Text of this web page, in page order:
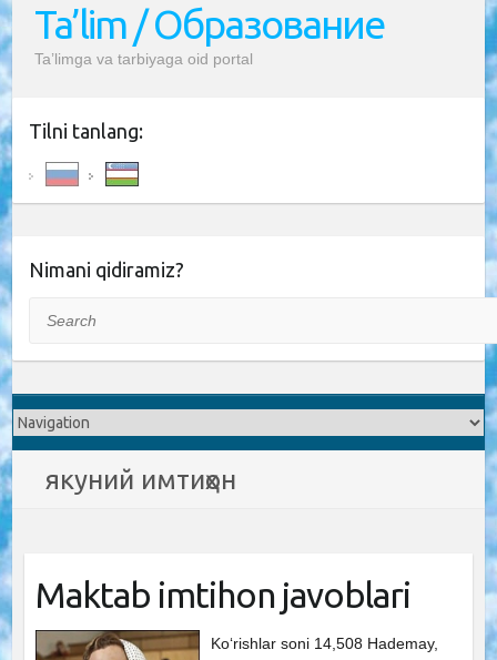
Ta’lim / Образование
Ta’limga va tarbiyaga oid portal
Tilni tanlang:
Nimani qidiramiz?
якуний имтиҳон
Maktab imtihon javoblari
Ko‘rishlar soni 14,508 Hademay,